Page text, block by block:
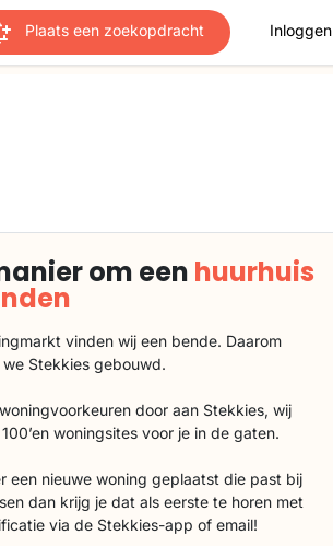
Plaats een zoekopdracht Inloggen
om een huurhuis
vinden wij een bende. Daarom
Stekkies gebouwd.
door aan Stekkies, wij
woningsites voor je in de gaten.
een nieuwe woning geplaatst die past bij
dan krijg je dat als eerste te horen met
via de Stekkies-app of email!